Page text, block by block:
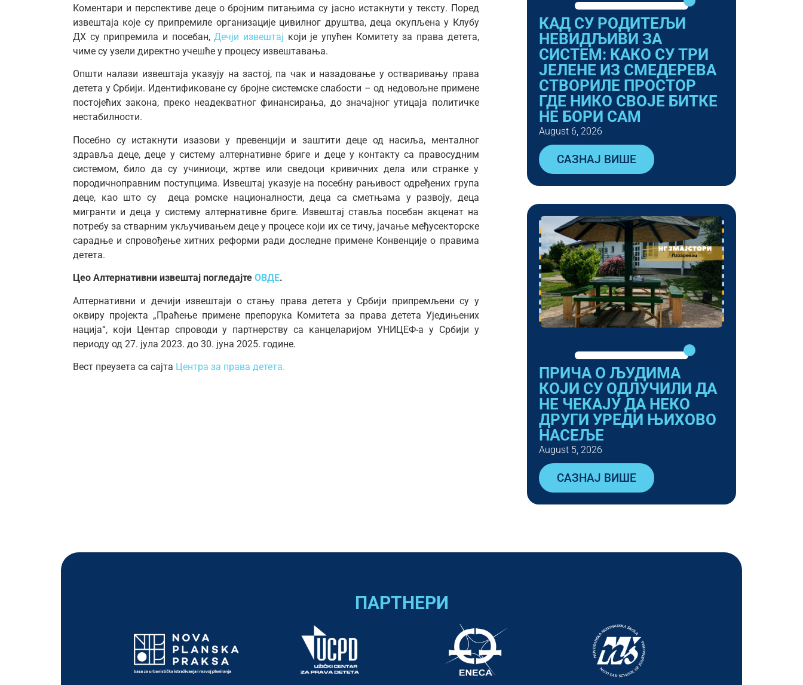
Коментари и перспективе деце о бројним питањима су јасно истакнути у тексту. Поред
извештаја које су припремиле организације цивилног друштва, деца окупљена у Клубу
ДX су припремила и посебан,Дечји извештај који је упућен Комитету за права детета,
чиме су узели директно учешће у процесу извештавања.
Општи налази извештаја указују на застој, па чак и назадовање у остваривању права
детета у Србији. Идентификоване су бројне системске слабости – од недовољне примене
постојећих закона, преко неадекватног финансирања, до значајног утицаја политичке
нестабилности.
Посебно су истакнути изазови у превенцији и заштити деце од насиља, менталног
здравља деце, деце у систему алтернативне бриге и деце у контакту са правосудним
системом, било да су учиниоци, жртве или сведоци кривичних дела или странке у
породичноправним поступцима. Извештај указује на посебну рањивост одређених група
деце, као што су деца ромске националности, деца са сметњама у развоју, деца
мигранти и деца у систему алтернативне бриге. Извештај ставља посебан акценат на
потребу за стварним укључивањем деце у процесе који их се тичу, јачање међусекторске
сарадње и спровођење хитних реформи ради доследне примене Конвенције о правима
детета.
Цео Алтернативни извештај погледајте ОВДЕ.
Алтернативни и дечији извештаји о стању права детета у Србији припремљени су у
оквиру пројекта „Праћење примене препорука Комитета за права детета Уједињених
нација“, који Центар спроводи у партнерству са канцеларијом УНИЦЕФ-а у Србији у
периоду од 27. јула 2023. до 30. јуна 2025. године.
Вест преузета са сајта Центра за права детета.
КАД СУ РОДИТЕЉИ
НЕВИДЉИВИ ЗА
СИСТЕМ: КАКО СУ ТРИ
ЈЕЛЕНЕ ИЗ СМЕДЕРЕВА
СТВОРИЛЕ ПРОСТОР
ГДЕ НИКО СВОЈЕ БИТКЕ
НЕ БОРИ САМ
August 6, 2026
САЗНАЈ ВИШЕ
ПРИЧА О ЉУДИМА
КОЈИ СУ ОДЛУЧИЛИ ДА
НЕ ЧЕКАЈУ ДА НЕКО
ДРУГИ УРЕДИ ЊИХОВО
НАСЕЉЕ
August 5, 2026
САЗНАЈ ВИШЕ
ПАРТНЕРИ